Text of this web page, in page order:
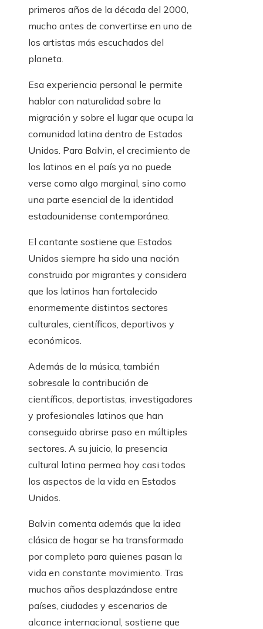
primeros años de la década del 2000,
mucho antes de convertirse en uno de
los artistas más escuchados del
planeta.
Esa experiencia personal le permite
hablar con naturalidad sobre la
migración y sobre el lugar que ocupa la
comunidad latina dentro de Estados
Unidos. Para Balvin, el crecimiento de
los latinos en el país ya no puede
verse como algo marginal, sino como
una parte esencial de la identidad
estadounidense contemporánea.
El cantante sostiene que Estados
Unidos siempre ha sido una nación
construida por migrantes y considera
que los latinos han fortalecido
enormemente distintos sectores
culturales, científicos, deportivos y
económicos.
Además de la música, también
sobresale la contribución de
científicos, deportistas, investigadores
y profesionales latinos que han
conseguido abrirse paso en múltiples
sectores. A su juicio, la presencia
cultural latina permea hoy casi todos
los aspectos de la vida en Estados
Unidos.
Balvin comenta además que la idea
clásica de hogar se ha transformado
por completo para quienes pasan la
vida en constante movimiento. Tras
muchos años desplazándose entre
países, ciudades y escenarios de
alcance internacional, sostiene que